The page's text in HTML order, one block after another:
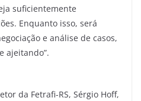
suficientemente
Enquanto isso, será
e análise de casos,
ajeitando”.
da Fetrafi-RS, Sérgio Hoff,